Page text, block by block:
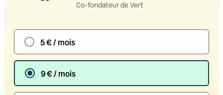
Co-fondateur de Vert
5 € / mois
9 € / mois